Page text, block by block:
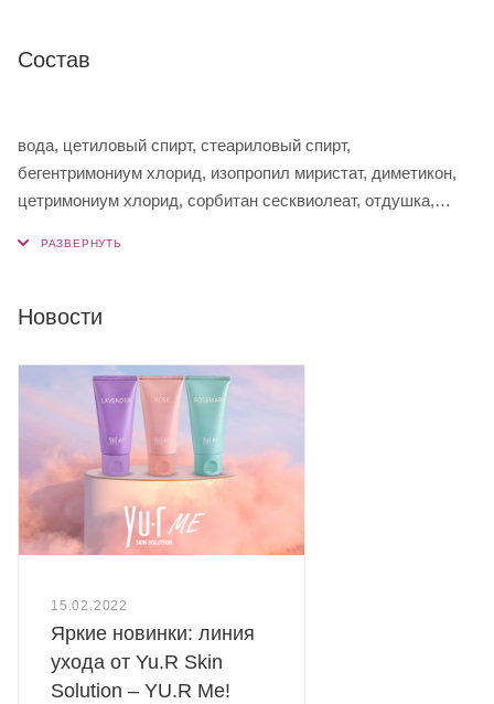
Состав
вода, цетиловый спирт, стеариловый спирт,
бегентримониум хлорид, изопропил миристат, диметикон,
цетримониум хлорид, сорбитан сесквиолеат, отдушка,
гидролизованный кератин, 1,2-гександиол,
плодов яблони, экстракт плодов граната, гидролизованный
протеин пшеницы.
Новости
15.02.2022
Яркие новинки: линия
ухода от Yu.R Skin
Solution – YU.R Me!